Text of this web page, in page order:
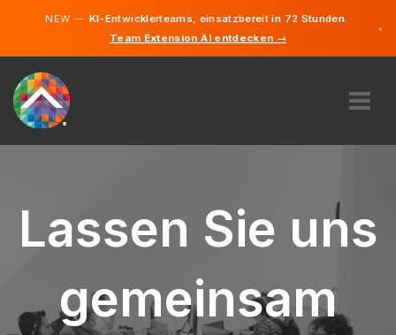
NEW —KI-Entwicklerteams, einsatzbereit in 72 Stunden.
Team Extension AI entdecken →
×
KARRIERE
FINDEN
LUXEMBURG
DE
Englisch
Lassen Sie uns
gemeinsam